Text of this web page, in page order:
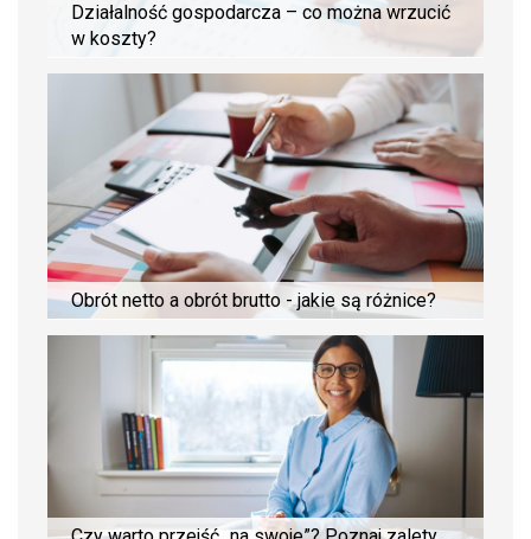
Działalność gospodarcza – co można wrzucić
w koszty?
Obrót netto a obrót brutto - jakie są różnice?